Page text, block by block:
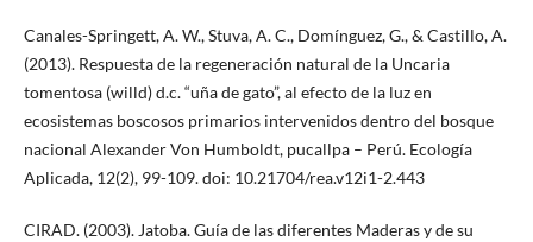
Canales-Springett, A. W., Stuva, A. C., Domínguez, G., & Castillo, A.
(2013). Respuesta de la regeneración natural de la Uncaria
tomentosa (willd) d.c. “uña de gato”, al efecto de la luz en
ecosistemas boscosos primarios intervenidos dentro del bosque
nacional Alexander Von Humboldt, pucallpa – Perú. Ecología
Aplicada, 12(2), 99-109. doi: 10.21704/rea.v12i1-2.443
CIRAD. (2003). Jatoba. Guía de las diferentes Maderas y de su